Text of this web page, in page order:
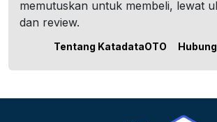
memutuskan untuk membeli, lewat
dan review.
Tentang KatadataOTO